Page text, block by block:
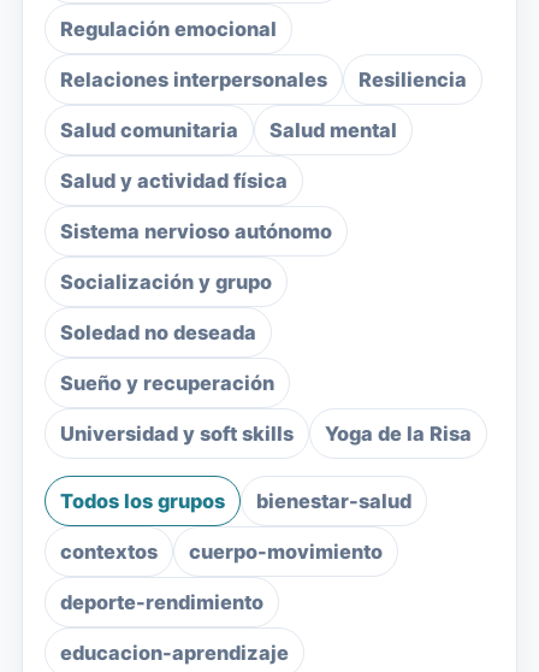
Regulación emocional
Relaciones interpersonales Resiliencia
Salud comunitaria Salud mental
Salud y actividad física
Sistema nervioso autónomo
Socialización y grupo
Soledad no deseada
Sueño y recuperación
Universidad y soft skills Yoga de la Risa
Todos los grupos bienestar-salud
contextos cuerpo-movimiento
deporte-rendimiento
educacion-aprendizaje